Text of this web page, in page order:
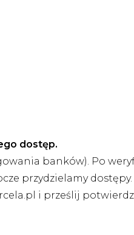
dostęp.
banków). Po
przydzielamy
i prześlij